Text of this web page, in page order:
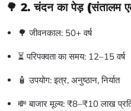
🌳 2. चंदन का पेड़ (संतालम
🌳 जीवनकाल: 50+ वर्ष
⏳ परिपक्वता का समय: 12–15 वर्ष
🧴 उपयोग: इत्र, अनुष्ठान, निर्यात
💸 बाजार मूल्य: ₹8–₹10 लाख